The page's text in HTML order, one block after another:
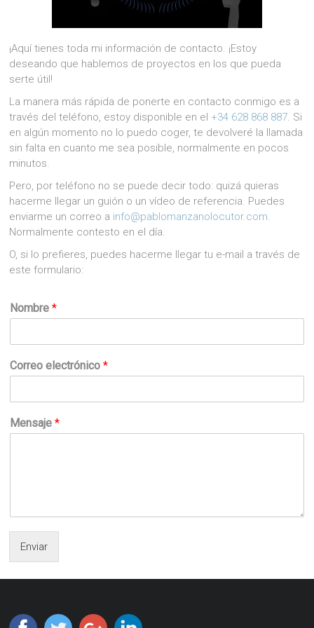
¡Aquí tienes toda mi información de contacto. ¡Estoy
deseando que hablemos de proyectos en los que pueda
serte útil!
La manera más rápida de ponerte en contacto conmigo es a
través del teléfono, estoy disponible en el +34 628 868 887. Si
en algún momento no lo puedo coger, te devolveré la llamada
sin falta en cuanto me sea posible, normalmente en pocos
minutos.
Pero, por teléfono no se puede decir todo: quizá quieras
hacerme llegar un guión o un vídeo de referencia. Puedes
enviarme un correo a info@pablomanzanolocutor.com.
Normalmente contesto en el día.
O, si lo prefieres, puedes hacerme llegar tu e-mail a través de
este formulario:
Nombre*
Correo electrónico*
Mensaje*
Enviar